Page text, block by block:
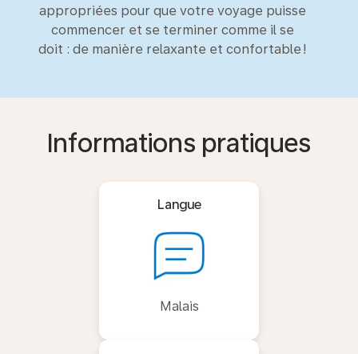
appropriées pour que votre voyage puisse
commencer et se terminer comme il se
doit : de manière relaxante et confortable !
Informations pratiques
Langue
Malais